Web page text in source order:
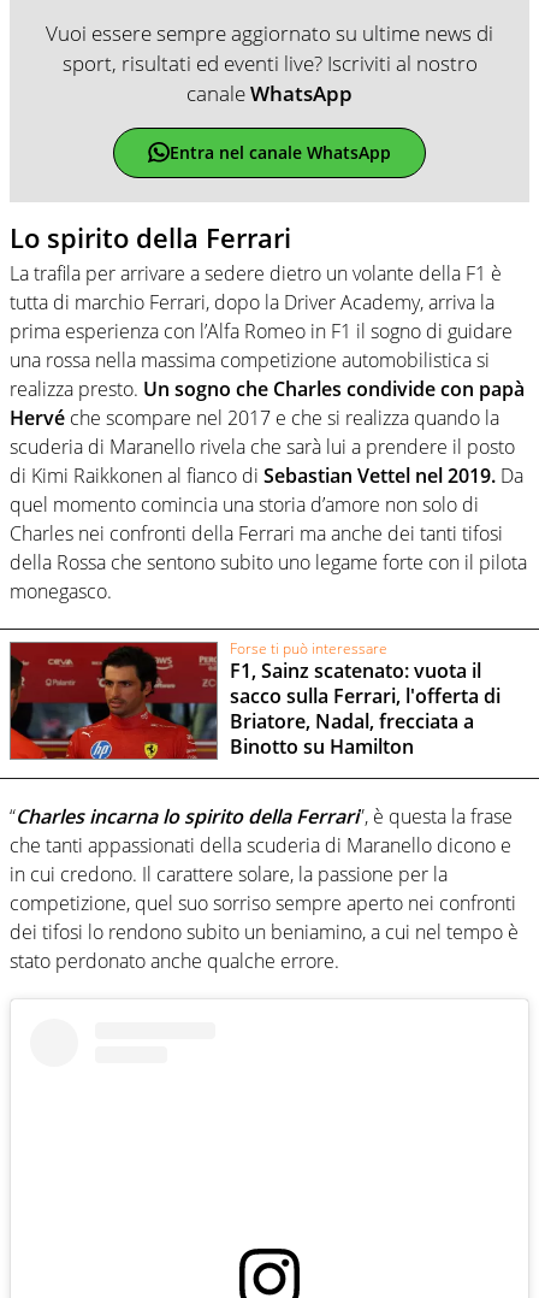
Vuoi essere sempre aggiornato su ultime news di
sport, risultati ed eventi live? Iscriviti al nostro
canaleWhatsApp
Entra nel canale WhatsApp
Lo spirito della Ferrari
La trafila per arrivare a sedere dietro un volante della F1 è
tutta di marchio Ferrari, dopo la Driver Academy, arriva la
prima esperienza con l’Alfa Romeo in F1 il sogno di guidare
una rossa nella massima competizione automobilistica si
realizza presto. Un sogno che Charles condivide con papà
Hervé che scompare nel 2017 e che si realizza quando la
scuderia di Maranello rivela che sarà lui a prendere il posto
di Kimi Raikkonen al fianco di Sebastian Vettel nel 2019. Da
quel momento comincia una storia d’amore non solo di
Charles nei confronti della Ferrari ma anche dei tanti tifosi
della Rossa che sentono subito uno legame forte con il pilota
monegasco.
Forse ti può interessare
F1, Sainz scatenato: vuota il
sacco sulla Ferrari, l'offerta di
Briatore, Nadal, frecciata a
Binotto su Hamilton
“Charles incarna lo spirito della Ferrari”, è questa la frase
che tanti appassionati della scuderia di Maranello dicono e
in cui credono. Il carattere solare, la passione per la
competizione, quel suo sorriso sempre aperto nei confronti
dei tifosi lo rendono subito un beniamino, a cui nel tempo è
stato perdonato anche qualche errore.